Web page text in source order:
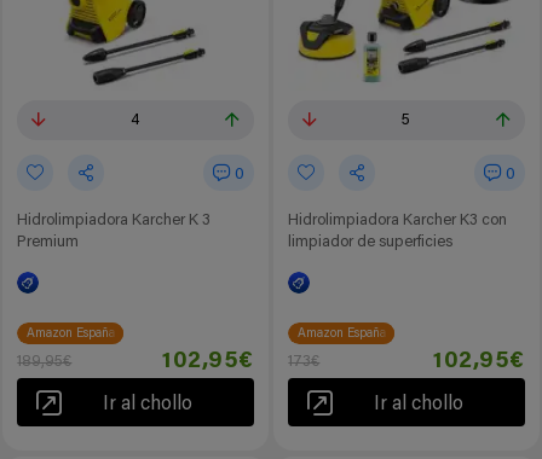
4
0
Hidrolimpiadora Karcher K 3
Premium
Amazon España
189,95€ 102,95€
Ir al chollo
5
0
Hidrolimpiadora Karcher K3 con
limpiador de superficies
Amazon España
173€ 102,95€
Ir al chollo